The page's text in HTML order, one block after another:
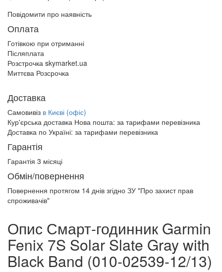
Повідомити про наявність
Оплата
Готівкою при отриманні
Післяплата
Розстрочка skymarket.ua
Миттєва Розсрочка
Доставка
Самовивіз в Києві (офіс)
Кур'єрська доставка Нова пошта: за тарифами перевізника
Доставка по Україні: за тарифами перевізника
Гарантія
Гарантія 3 місяці
Обмін/повернення
Повернення протягом 14 днів згідно ЗУ "Про захист прав
спроживачів"
Опис Смарт-годинник Garmin
Fenix 7S Solar Slate Gray with
Black Band (010-02539-12/13)